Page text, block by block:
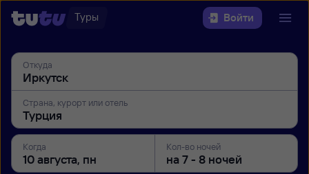
Туры Войти
Откуда
Страна, курорт или отель
Когда Кол-во ночей